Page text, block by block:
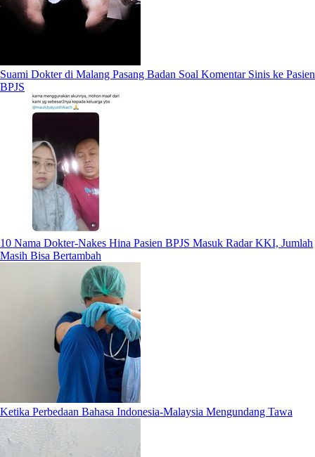
Suami Dokter di Malang Pasang Badan Soal Komentar Sinis ke Pasien
BPJS
10 Nama Dokter-Nakes Hina Pasien BPJS Masuk Radar KKI, Jumlah
Masih Bisa Bertambah
Ketika Perbedaan Bahasa Indonesia-Malaysia Mengundang Tawa